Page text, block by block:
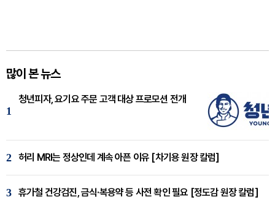
많이 본 뉴스
1
청년피자, 요기요 주문 고객 대상 프로모션 전개
2 허리 MRI는 정상인데 계속 아픈 이유 [차기용 원장 칼럼]
3 휴가철 건강검진, 금식·복용약 등 사전 확인 필요 [정도감 원장 칼럼]